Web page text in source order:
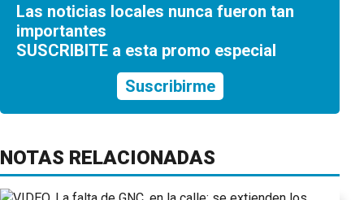
Las noticias locales nunca fueron tan
importantes
SUSCRIBITE a esta promo especial
Suscribirme
NOTAS RELACIONADAS